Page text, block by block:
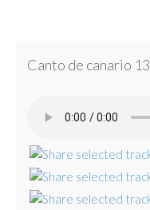
Canto de canario 13